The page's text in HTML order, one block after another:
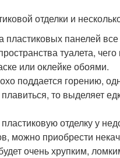
отделки и
пластиковых панелей
туалета,
или оклейке обоями.
поддается горению,
то выделяет
отделку у
можно приобрести
очень хрупким,